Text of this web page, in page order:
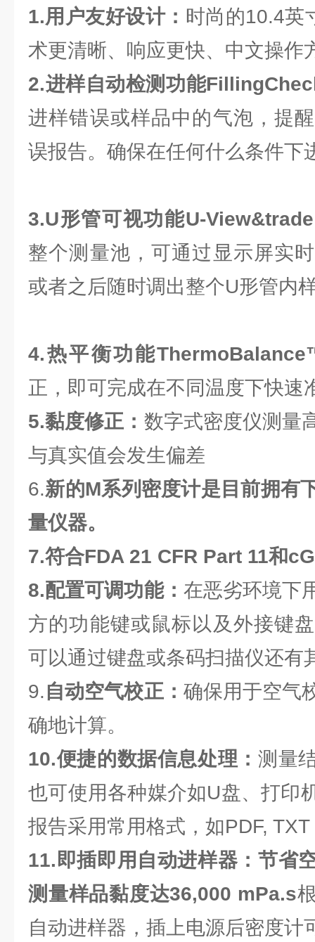
1.用户友好设计： 时尚的10.4英
术更清晰、响应更快、中文操作
2.进样自动检测功能
进样错误或样品中的气泡，提
误报告。确保在任何什么条件下
3.U形管可视功能U-
整个测量池，可通过显示屏实
或者之后随时调出整个U形管内
4.热平衡功能
正，即可完成在不同温度下快速
5.黏度修正： 数字式密度仪测量
与真实值会发生偏差
6.新的M系列密度计是目前拥有
量仪器。
7.符合FDA 21 CFR Part 11和
8.配置可调功能： 在恶劣环境下
方的功能键或鼠标以及外接键
可以通过键盘或条码扫描仪还有
9.自动空气校正： 确保用于空气
确地计算。
10.便捷的数据信息处理： 测量
也可使用各种媒介如U盘、打印
报告采用常用格式，如PDF,
11.即插即用自动进样器：节省
测量样品黏度达36,000 mPa.s
自动进样器，插上电源后密度计